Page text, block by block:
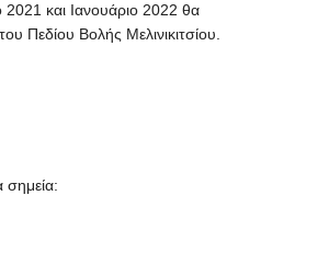
και Ιανουάριο 2022 θα
Πεδίου Βολής Μελινικιτσίου.
σημεία: